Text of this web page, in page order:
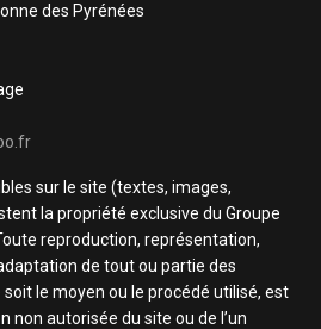
des Pyrénées
sur le site (textes, images,
la propriété exclusive du Groupe
reproduction, représentation,
de tout ou partie des
le moyen ou le procédé utilisé, est
non autorisée du site ou de l’un